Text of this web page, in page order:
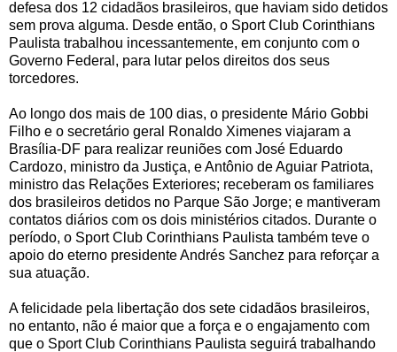
defesa dos 12 cidadãos brasileiros, que haviam sido detidos
sem prova alguma. Desde então, o Sport Club Corinthians
Paulista trabalhou incessantemente, em conjunto com o
Governo Federal, para lutar pelos direitos dos seus
torcedores.
Ao longo dos mais de 100 dias, o presidente Mário Gobbi
Filho e o secretário geral Ronaldo Ximenes viajaram a
Brasília-DF para realizar reuniões com José Eduardo
Cardozo, ministro da Justiça, e Antônio de Aguiar Patriota,
ministro das Relações Exteriores; receberam os familiares
dos brasileiros detidos no Parque São Jorge; e mantiveram
contatos diários com os dois ministérios citados. Durante o
período, o Sport Club Corinthians Paulista também teve o
apoio do eterno presidente Andrés Sanchez para reforçar a
sua atuação.
A felicidade pela libertação dos sete cidadãos brasileiros,
no entanto, não é maior que a força e o engajamento com
que o Sport Club Corinthians Paulista seguirá trabalhando